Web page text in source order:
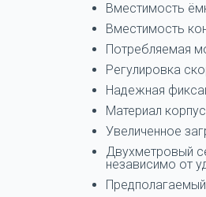
Вместимость
Вместимость
Потребляемая
Регулировка
Надежная
Материал
Увеличенное
Двухметровый
независимо от